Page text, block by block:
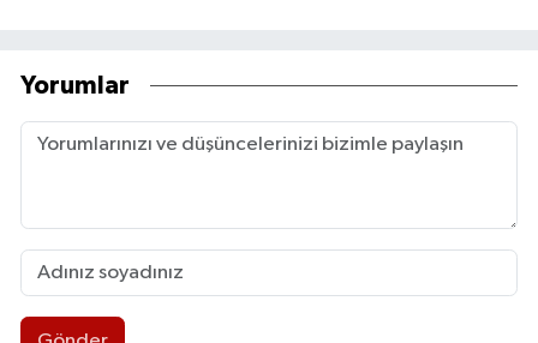
Yorumlar